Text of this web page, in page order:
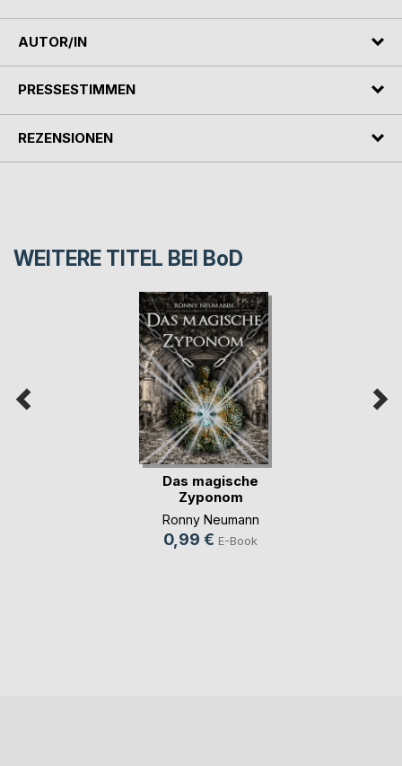
AUTOR/IN
PRESSESTIMMEN
REZENSIONEN
WEITERE TITEL BEI BoD
Das magische
Zyponom
Ronny Neumann
0,99 € E-Book